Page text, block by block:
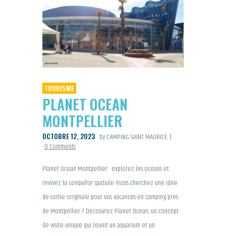
TOURISME
PLANET OCEAN
MONTPELLIER
OCTOBRE 12, 2023 by CAMPING SAINT MAURICE
0Comments
Planet Ocean Montpellier : explorez les océans et
revivez la conquête spatiale !Vous cherchez une idée
de sortie originale pour vos vacances en camping près
de Montpellier ? Découvrez Planet Ocean, un concept
de visite unique qui réunit un aquarium et un